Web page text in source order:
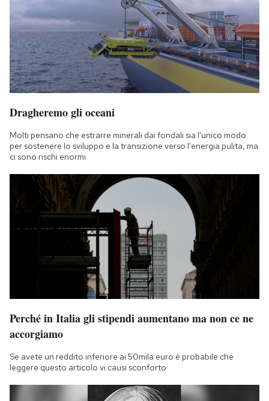
Dragheremo gli oceani
Molti pensano che estrarre minerali dai fondali sia l'unico modo
per sostenere lo sviluppo e la transizione verso l'energia pulita, ma
ci sono rischi enormi
Perché in Italia gli stipendi aumentano ma non ce ne
accorgiamo
Se avete un reddito inferiore ai 50mila euro è probabile che
leggere questo articolo vi causi sconforto